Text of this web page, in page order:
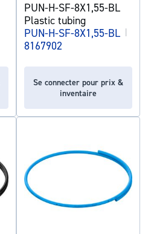
PUN-H-SF-8X1,55-BL
Plastic tubing
PUN-H-SF-8X1,55-BL |
8167902
Se connecter pour prix &
inventaire